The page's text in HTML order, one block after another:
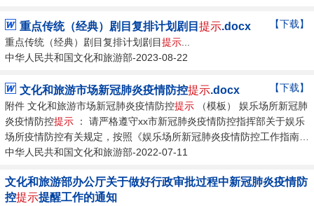
【下载】
重点传统（经典）剧目复排计划剧目 提示.docx
重点传统（经典）剧目复排计划剧目提示
中华人民共和国文化和旅游部-2023-08-22
【下载】
文化和旅游市场新冠肺炎疫情防控提示.docx
附件 文化和旅游市场新冠肺炎疫情防控提示 （模板） 娱乐场所新冠肺
炎疫情防控提示 ： 请严格遵守xx市新冠肺炎疫情防控指挥部关于娱乐
场所疫情防控有关规定，按照《娱乐场所新冠肺炎疫情防控工作指南
（第四版）》要求，始终绷紧疫情防控这根弦，落实主体责任，开业后
中华人民共和国文化和旅游部-2022-07-11
文化和旅游部办公厅关于做好行政审批过程中新冠肺炎疫情防
控提示提醒工作的通知